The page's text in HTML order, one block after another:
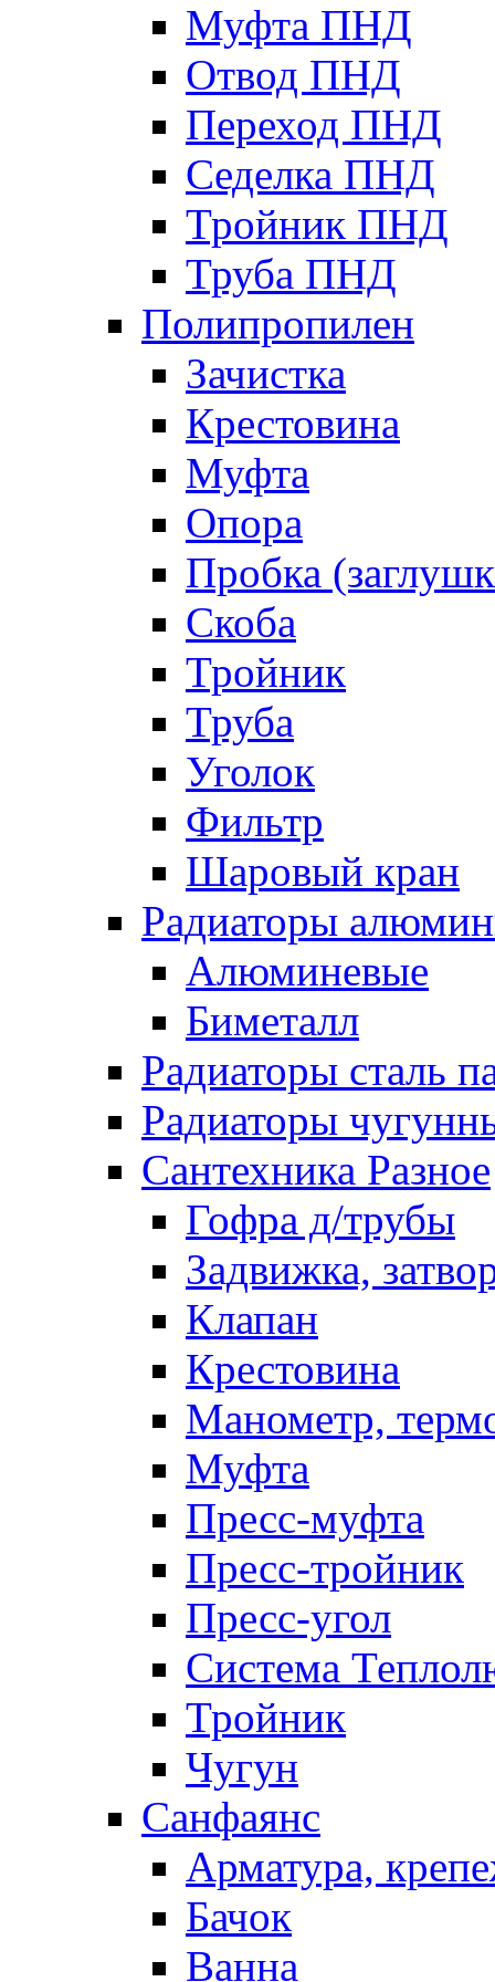
Муфта ПНД
Отвод ПНД
Переход ПНД
Седелка ПНД
Тройник ПНД
Труба ПНД
Полипропилен
Зачистка
Крестовина
Муфта
Опора
Пробка
Скоба
Тройник
Труба
Уголок
Фильтр
Шаровый кран
Радиаторы
Алюминевые
Биметалл
Радиаторы сталь
Радиаторы
Сантехника Разное
Гофра д/трубы
Задвижка,
Клапан
Крестовина
Манометр,
Муфта
Пресс-муфта
Пресс-тройник
Пресс-угол
Система
Тройник
Чугун
Санфаянс
Арматура,
Бачок
Ванна